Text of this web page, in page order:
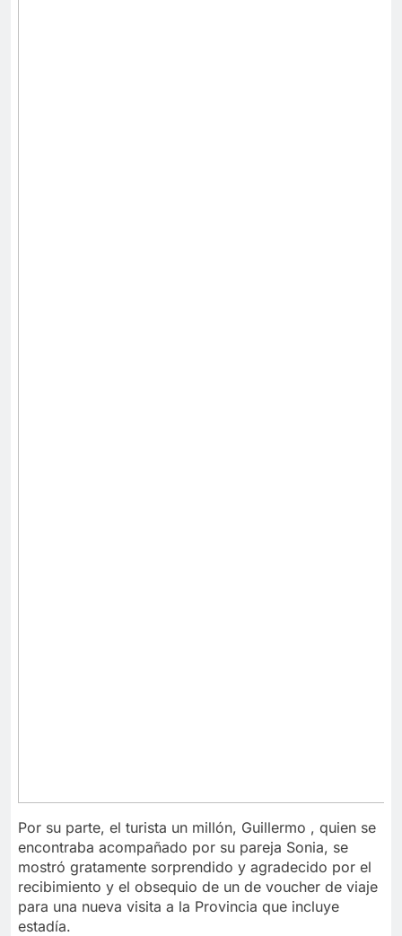
Por su parte, el turista un millón, Guillermo , quien se
encontraba acompañado por su pareja Sonia, se
mostró gratamente sorprendido y agradecido por el
recibimiento y el obsequio de un de voucher de viaje
para una nueva visita a la Provincia que incluye
estadía.